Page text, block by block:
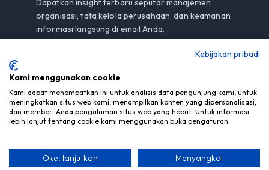
Dapatkan insight terbaru seputar manajemen
organisasi, tata kelola perusahaan, dan keamanan
informasi langsung di email Anda.
Berlangganan
Dengan berlangganan, Anda menyetujuiPemberitahuan
Privasikami.
© Hak Cipta 2026 PT Mitra Berdaya Optima - Semua Hak
Kebijakan pribadi
Kami menggunakan cookie
Kami dapat menempatkan ini untuk analisis data pengunjung kami, untuk
meningkatkan situs web kami, menampilkan konten yang dipersonalisasi,
dan memberi Anda pengalaman situs web yang hebat. Untuk informasi
lebih lanjut tentang cookie kami menggunakan buka pengaturan.
Oke, lanjutkan Menyangkal